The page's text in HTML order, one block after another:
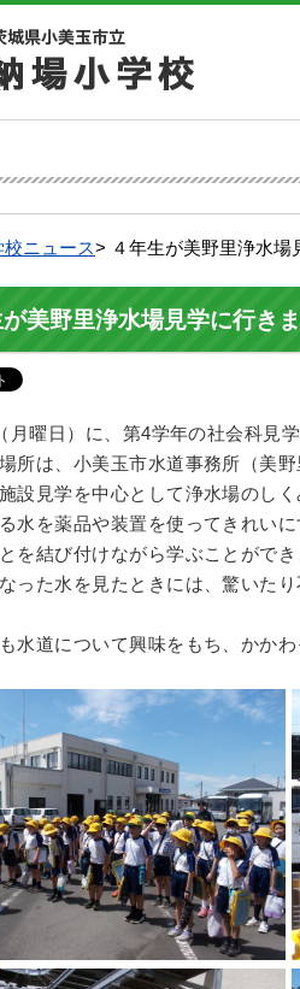
校ニュース> ４年生が美野里浄水場
が美野里浄水場見学に行き
月曜日）に、第4学年の社会科見学
所は、小美玉市水道事務所（美野
設見学を中心として浄水場のしく
水を薬品や装置を使ってきれい
を結び付けながら学ぶことができ
った水を見たときには、驚いた
水道について興味をもち、かか